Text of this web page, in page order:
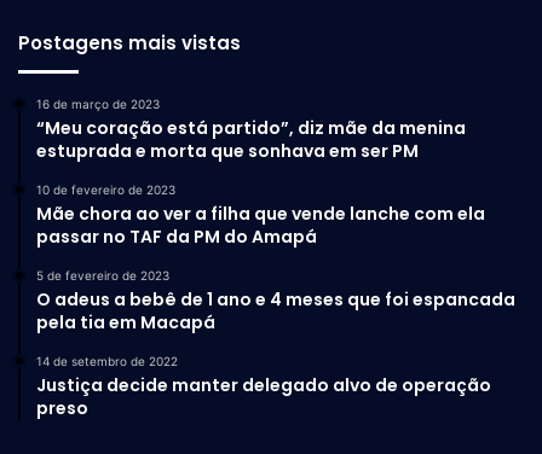
Postagens mais vistas
16 de março de 2023
“Meu coração está partido”, diz mãe da menina
estuprada e morta que sonhava em ser PM
10 de fevereiro de 2023
Mãe chora ao ver a filha que vende lanche com ela
passar no TAF da PM do Amapá
5 de fevereiro de 2023
O adeus a bebê de 1 ano e 4 meses que foi espancada
pela tia em Macapá
14 de setembro de 2022
Justiça decide manter delegado alvo de operação
preso